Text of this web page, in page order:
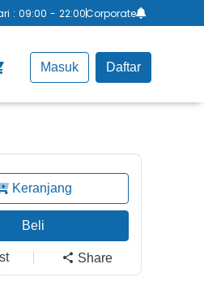
: 09:00 - 22:00Corporate
Masuk Daftar
Keranjang
Beli
Share